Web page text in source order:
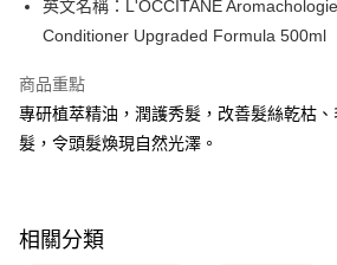
WeChat Pay
送貨方式
順豐自助櫃 - 確認發貨後1-3個工作天送達
順豐站及營業點 - 確認發貨後1-3個工作天送
英文名稱：L'OCCITANE
Conditioner Upgraded Formula 500ml
商品重點
專研植萃精油，潤護秀髮，改善髮絲乾枯
髮，令頭髮煥現自然光澤。
相關分類